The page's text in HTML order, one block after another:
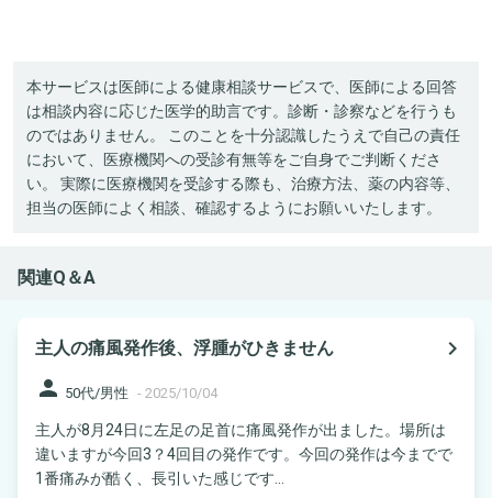
本サービスは医師による健康相談サービスで、医師による回答
は相談内容に応じた医学的助言です。診断・診察などを行うも
のではありません。 このことを十分認識したうえで自己の責任
において、医療機関への受診有無等をご自身でご判断くださ
い。 実際に医療機関を受診する際も、治療方法、薬の内容等、
担当の医師によく相談、確認するようにお願いいたします。
関連Q＆A
主人の痛風発作後、浮腫がひきません
navigate_next
person 50代/男性 - 2025/10/04
主人が8月24日に左足の足首に痛風発作が出ました。場所は
違いますが今回3？4回目の発作です。今回の発作は今までで
1番痛みが酷く、長引いた感じです...